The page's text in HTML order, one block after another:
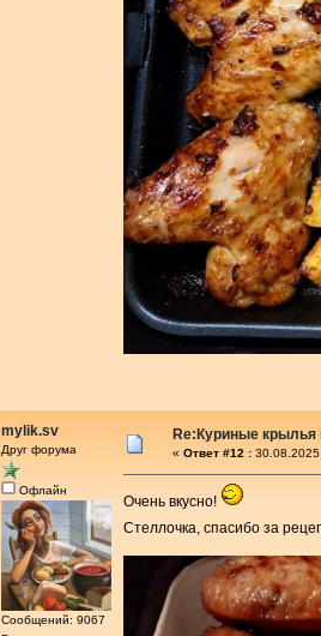
mylik.sv
Друг форума
Офлайн
Сообщений: 9067
Re:Куриные крылья
« Ответ #12 :
Очень вкусно!
Стеллочка, спасибо за